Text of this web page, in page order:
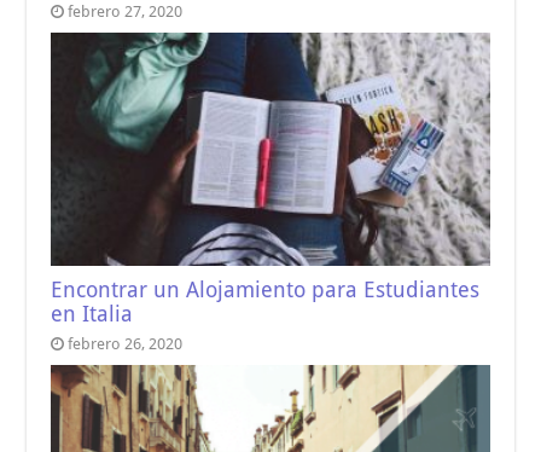
febrero 27, 2020
Encontrar un Alojamiento para Estudiantes
en Italia
febrero 26, 2020